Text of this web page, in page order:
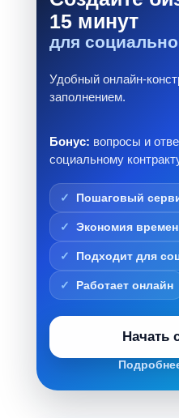
15 минут
для
Удобный онлайн-
заполнением.
Бонус: вопросы и
социальному
Пошаговый
Экономия
Подходит для
Работает онлайн
Начать